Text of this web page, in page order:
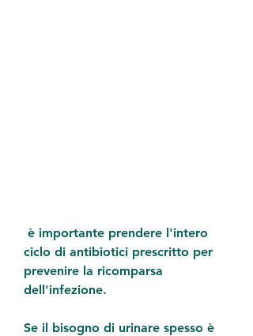
ciclo di antibiotici prescritto per
prevenire la ricomparsa
dell'infezione.
Se il bisogno di urinare spesso è